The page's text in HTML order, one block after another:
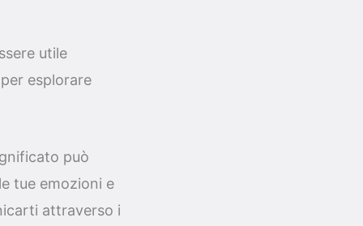
utile
esplorare
può
tue emozioni e
attraverso i